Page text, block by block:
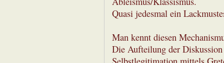
Quasi jedesmal ein
Man kennt diesen
Die Aufteilung der